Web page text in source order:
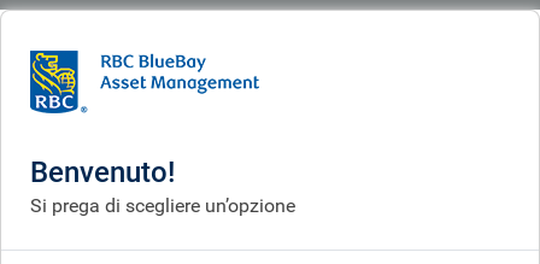
People My-Linh Ngo
Benvenuto!
Si prega di scegliere un’opzione